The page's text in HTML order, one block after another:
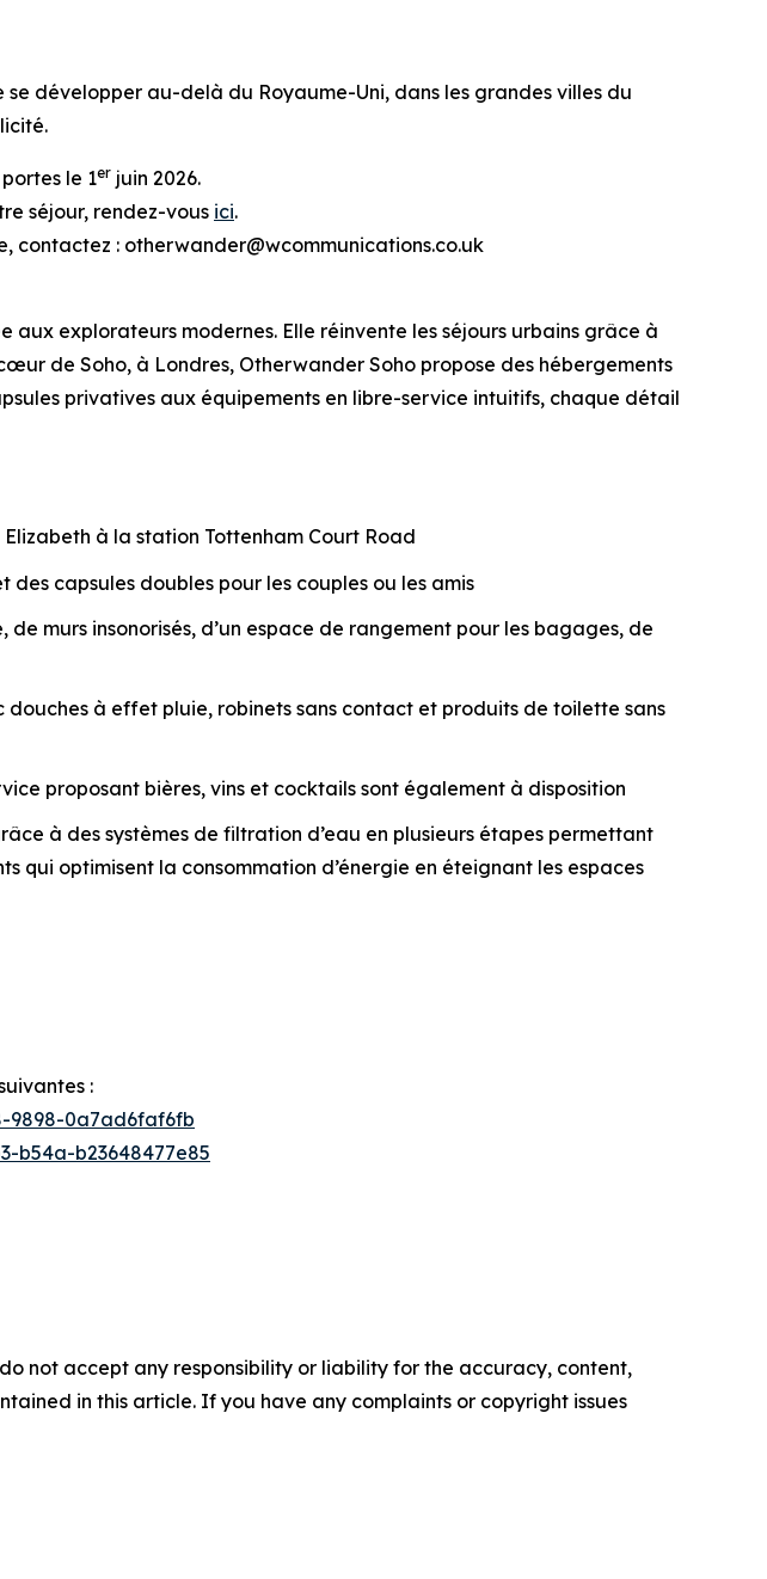
développer au-delà du Royaume-Uni, dans les grandes villes du
le 1erjuin 2026.
séjour, rendez-vous ici.
contactez : otherwander@wcommunications.co.uk
explorateurs modernes. Elle réinvente les séjours urbains grâce à
de Soho, à Londres, Otherwander Soho propose des hébergements
privatives aux équipements en libre-service intuitifs, chaque détail
à la station Tottenham Court Road
capsules doubles pour les couples ou les amis
murs insonorisés, d’un espace de rangement pour les bagages, de
douches à effet pluie, robinets sans contact et produits de toilette sans
proposant bières, vins et cocktails sont également à disposition
à des systèmes de filtration d’eau en plusieurs étapes permettant
qui optimisent la consommation d’énergie en éteignant les espaces
:
9898-0a7ad6faf6fb
b54a-b23648477e85
not accept any responsibility or liability for the accuracy, content,
in this article. If you have any complaints or copyright issues